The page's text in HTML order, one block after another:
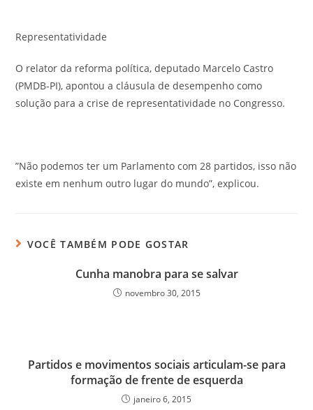
Representatividade
O relator da reforma política, deputado Marcelo Castro
(PMDB-PI), apontou a cláusula de desempenho como
solução para a crise de representatividade no Congresso.
”Não podemos ter um Parlamento com 28 partidos, isso não
existe em nenhum outro lugar do mundo”, explicou.
VOCÊ TAMBÉM PODE GOSTAR
Cunha manobra para se salvar
novembro 30, 2015
Partidos e movimentos sociais articulam-se para
formação de frente de esquerda
janeiro 6, 2015